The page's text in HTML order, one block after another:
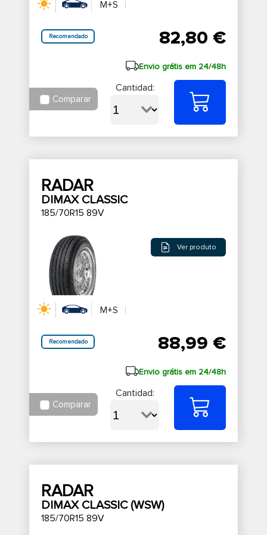
M+S
Recomendado 82,80 €
Envio grátis em 24/48h
Comparar
Cantidad:
RADAR
DIMAX CLASSIC
185/70R15 89V
Ver produto
M+S
Recomendado 88,99 €
Envio grátis em 24/48h
Comparar
Cantidad:
RADAR
DIMAX CLASSIC (WSW)
185/70R15 89V